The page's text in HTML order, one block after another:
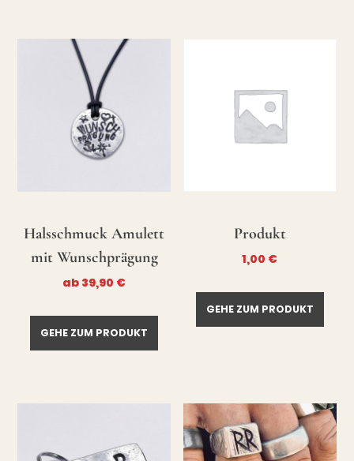
Halsschmuck Amulett
mit Wunschprägung
ab 39,90 €
GEHE ZUM PRODUKT
Produkt
1,00 €
GEHE ZUM PRODUKT